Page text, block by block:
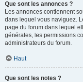
Que sont les annonces ?
Les annonces contiennent
dans lequel vous naviguez.
page du forum dans lequel
générales, les permissions
administrateurs du forum.
Haut
Que sont les notes ?